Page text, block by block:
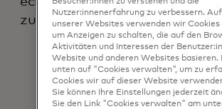
zu erleben.
große
werden.
Nutzer:innenerfahrung zu verbessern.
unserer Websites verwenden wir Cookies
um Anzeigen zu schalten, die auf den
Aktivitäten und Interessen der
Website und anderen Websites basieren.
unten auf "Cookies verwalten", um zu
Cookies wir auf dieser Website
Sie können Ihre Einstellungen jederzeit
Sie den Link "Cookies verwalten" am